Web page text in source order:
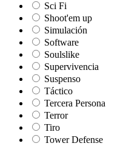
Sci Fi
Shoot'em up
Simulación
Software
Soulslike
Supervivencia
Suspenso
Táctico
Tercera Persona
Terror
Tiro
Tower Defense